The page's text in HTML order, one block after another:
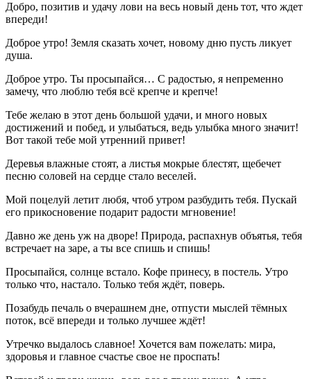
Добро, позитив и удачу лови на весь новый день тот, что ждет
впереди!
Доброе утро! Земля сказать хочет, новому дню пусть ликует
душа.
Доброе утро. Ты просыпайся… С радостью, я непременно
замечу, что люблю тебя всё крепче и крепче!
Тебе желаю в этот день большой удачи, и много новых
достижений и побед, и улыбаться, ведь улыбка много значит!
Вот такой тебе мой утренний привет!
Деревья влажные стоят, а листья мокрые блестят, щебечет
песню соловей на сердце стало веселей.
Мой поцелуй летит любя, чтоб утром разбудить тебя. Пускай
его прикосновение подарит радости мгновение!
Давно же день уж на дворе! Природа, распахнув объятья, тебя
встречает на заре, а ты все спишь и спишь!
Просыпайся, солнце встало. Кофе принесу, в постель. Утро
только что, настало. Только тебя ждёт, поверь.
Позабудь печаль о вчерашнем дне, отпусти мыслей тёмных
поток, всё впереди и только лучшее ждёт!
Утречко выдалось славное! Хочется вам пожелать: мира,
здоровья и главное счастье свое не проспать!